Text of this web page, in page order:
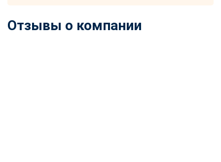
Отзывы о компании